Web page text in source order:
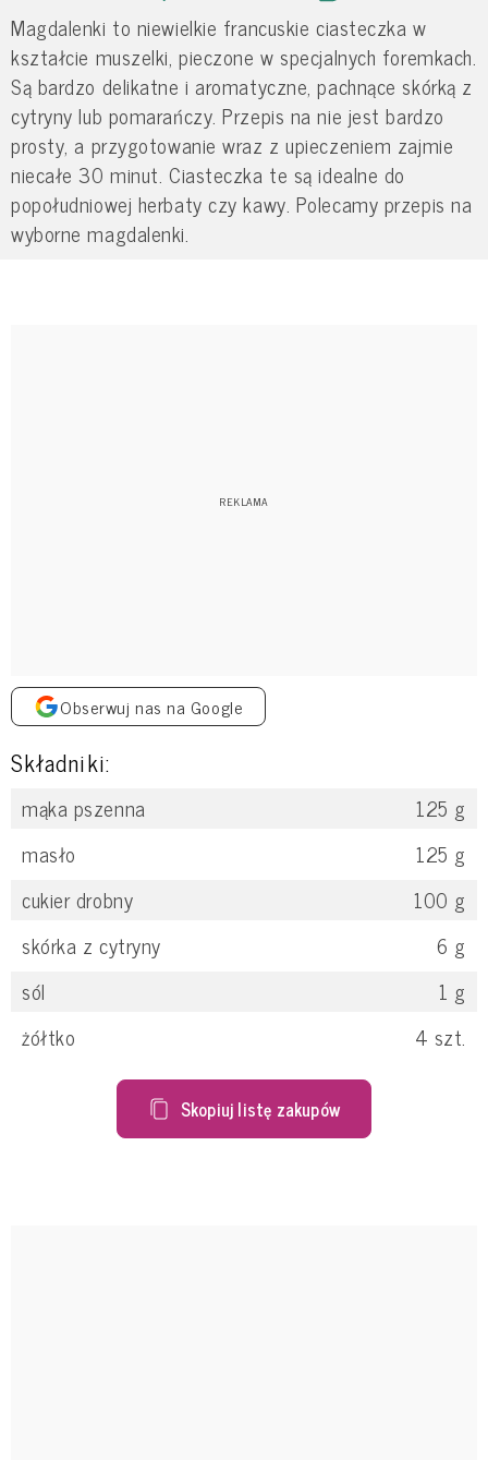
Magdalenki to niewielkie francuskie ciasteczka w
kształcie muszelki, pieczone w specjalnych foremkach.
Są bardzo delikatne i aromatyczne, pachnące skórką z
cytryny lub pomarańczy. Przepis na nie jest bardzo
prosty, a przygotowanie wraz z upieczeniem zajmie
niecałe 30 minut. Ciasteczka te są idealne do
popołudniowej herbaty czy kawy. Polecamy przepis na
wyborne magdalenki.
Obserwuj nas na Google
Składniki:
mąka pszenna 125 g
masło
125 g
cukier drobny
100 g
skórka z cytryny
6 g
sól
1 g
żółtko
4 szt.
Skopiuj listę zakupów